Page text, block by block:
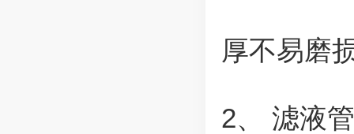
厚不易磨
2、 滤液